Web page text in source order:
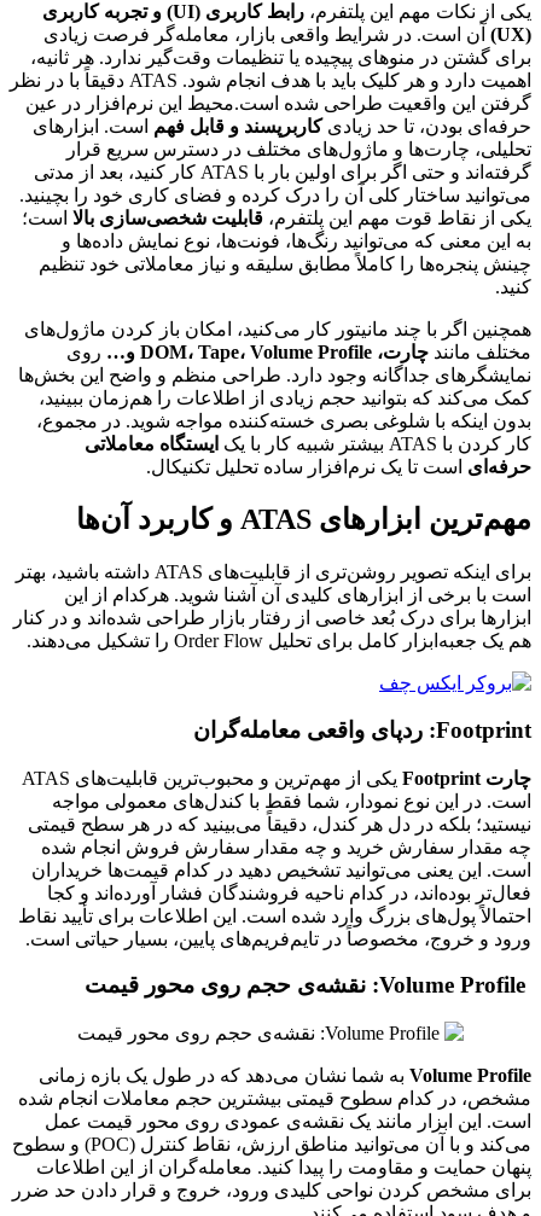
یکی از نکات مهم این پلتفرم،
رابط کاربری (UI) و تجربه کاربری
(UX)
آن است. در شرایط واقعی بازار، معامله‌گر فرصت زیادی
برای گشتن در منوهای پیچیده یا تنظیمات وقت‌گیر ندارد. هر ثانیه،
اهمیت دارد و هر کلیک باید با هدف انجام شود. ATAS دقیقاً با در نظر
گرفتن این واقعیت طراحی شده است.محیط این نرم‌افزار در عین
حرفه‌ای بودن، تا حد زیادیکاربرپسند و قابل فهم است. ابزارهای
تحلیلی، چارت‌ها و ماژول‌های مختلف در دسترس سریع قرار
گرفته‌اند و حتی اگر برای اولین بار با ATAS کار کنید، بعد از مدتی
می‌توانید ساختار کلی آن را درک کرده و فضای کاری خود را بچینید.
یکی از نقاط قوت مهم این پلتفرم، قابلیت شخصی‌سازی بالا است؛
به این معنی که می‌توانید رنگ‌ها، فونت‌ها، نوع نمایش داده‌ها و
چینش پنجره‌ها را کاملاً مطابق سلیقه و نیاز معاملاتی خود تنظیم
کنید.
همچنین اگر با چند مانیتور کار می‌کنید، امکان باز کردن ماژول‌های
مختلف مانند چارت، DOM، Tape، Volume Profile و…
روی
نمایشگرهای جداگانه وجود دارد. طراحی منظم و واضح این بخش‌ها
کمک می‌کند که بتوانید حجم زیادی از اطلاعات را هم‌زمان ببینید،
بدون اینکه با شلوغی بصری خسته‌کننده مواجه شوید. در مجموع،
کار کردن با ATAS بیشتر شبیه کار با یک
ایستگاه معاملاتی
حرفه‌ای است تا یک نرم‌افزار ساده تحلیل تکنیکال.
مهم‌ترین ابزارهای ATAS و کاربرد آن‌ها
برای اینکه تصویر روشن‌تری از قابلیت‌های ATAS داشته باشید، بهتر
است با برخی از ابزارهای کلیدی آن آشنا شوید. هرکدام از این
ابزارها برای درک بُعد خاصی از رفتار بازار طراحی شده‌اند و در کنار
هم یک جعبه‌ابزار کامل برای تحلیل Order Flow را تشکیل می‌دهند.
Footprint: ردپای واقعی معامله‌گران
چارت Footprint
یکی از مهم‌ترین و محبوب‌ترین قابلیت‌های ATAS
است. در این نوع نمودار، شما فقط با کندل‌های معمولی مواجه
نیستید؛ بلکه در دل هر کندل، دقیقاً می‌بینید که در هر سطح قیمتی
چه مقدار سفارش خرید و چه مقدار سفارش فروش انجام شده
است. این یعنی می‌توانید تشخیص دهید در کدام قیمت‌ها خریداران
فعال‌تر بوده‌اند، در کدام ناحیه فروشندگان فشار آورده‌اند و کجا
احتمالاً پول‌های بزرگ وارد شده است. این اطلاعات برای تأیید نقاط
ورود و خروج، مخصوصاً در تایم‌فریم‌های پایین، بسیار حیاتی است.
Volume Profile به شما نشان می‌دهد که در طول یک بازه زمانی
مشخص، در کدام سطوح قیمتی بیشترین حجم معاملات انجام شده
است. این ابزار مانند یک نقشه‌ی عمودی روی محور قیمت عمل
می‌کند و با آن می‌توانید مناطق ارزش، نقاط کنترل (POC) و سطوح
پنهان حمایت و مقاومت را پیدا کنید. معامله‌گران از این اطلاعات
برای مشخص کردن نواحی کلیدی ورود، خروج و قرار دادن حد ضرر